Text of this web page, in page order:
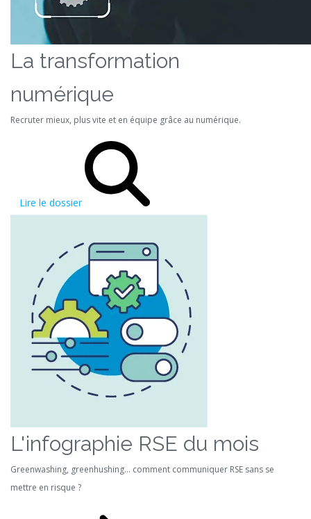
La transformation
numérique
Recruter mieux, plus vite et en équipe grâce au numérique.
Lire le dossier
L'infographie RSE du mois
Greenwashing, greenhushing… comment communiquer RSE sans se
mettre en risque ?